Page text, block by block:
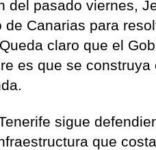
del pasado viernes,
de Canarias para
claro que el
es que se
sigue
que